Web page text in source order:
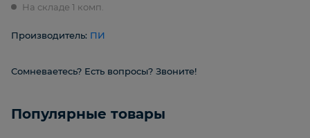
На складе 1 комп.
Производитель: ПИ
Сомневаетесь? Есть вопросы? Звоните!
Популярные товары